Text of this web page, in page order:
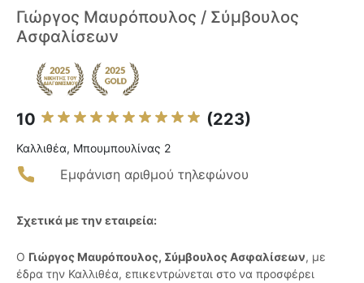
Γιώργος Μαυρόπουλος / Σύμβουλος
Ασφαλίσεων
10 (223)
Καλλιθέα, Μπουμπουλίνας 2
Εμφάνιση αριθμού τηλεφώνου
Σχετικά με την εταιρεία:
Ο Γιώργος Μαυρόπουλος, Σύμβουλος Ασφαλίσεων, με
έδρα την Καλλιθέα, επικεντρώνεται στο να προσφέρει